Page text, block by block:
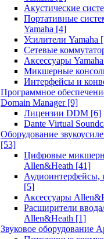
Акустические
Портативные
Yamaha [4]
Усилители Yamaha
Сетевые
Аксессуары Yamaha
Микшерные
Интерфейсы и
Программное
Domain Manager [9]
Лицензии DDM [6]
Dante Virtual
Оборудование
[53]
Цифровые
Allen&Heath [41]
Аудиоинтерфейсы,
[5]
Аксессуары
Расширители
Allen&Heath [1]
Звуковое оборудование